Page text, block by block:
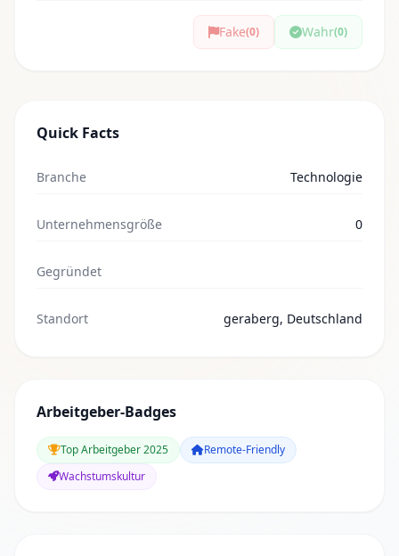
Fake(0) Wahr(0)
Quick Facts
Branche Technologie
Unternehmensgröße 0
Gegründet
Standort geraberg, Deutschland
Arbeitgeber-Badges
Top Arbeitgeber 2025
Remote-Friendly
Wachstumskultur